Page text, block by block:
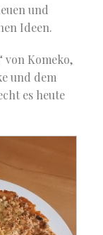
und
Ideen.
von Komeko,
und dem
es heute